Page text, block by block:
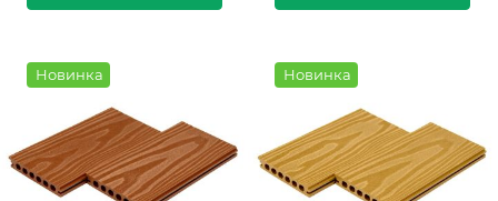
Новинка Новинка